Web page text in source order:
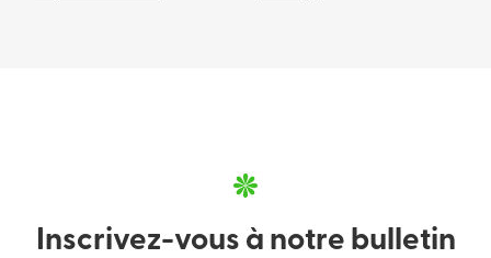
Inscrivez-vous à notre bulletin